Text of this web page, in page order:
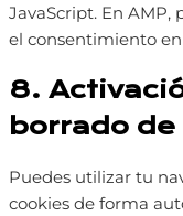
JavaScript. En
el consentimiento
8.
borrado
Puedes utilizar tu
cookies de forma